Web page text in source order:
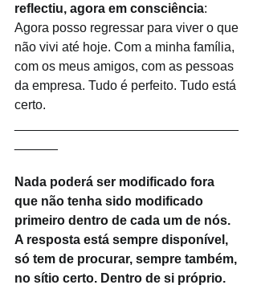
reflectiu, agora em consciência:
Agora posso regressar para viver o que
não vivi até hoje. Com a minha família,
com os meus amigos, com as pessoas
da empresa. Tudo é perfeito. Tudo está
certo.
Nada poderá ser modificado fora
que não tenha sido modificado
primeiro dentro de cada um de nós.
A resposta está sempre disponível,
só tem de procurar, sempre também,
no sítio certo. Dentro de si próprio.